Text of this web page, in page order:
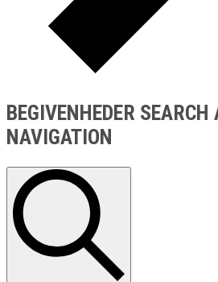
BEGIVENHEDER SEARCH
NAVIGATION